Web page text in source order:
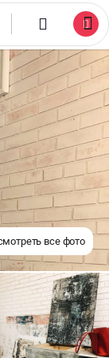
все фото